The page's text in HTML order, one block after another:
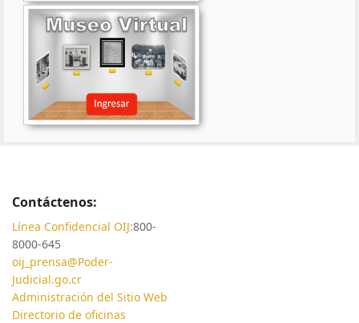
Contáctenos:
Línea Confidencial OIJ:800-
8000-645
oij_prensa@Poder-
Judicial.go.cr
Administración del Sitio Web
Directorio de oficinas